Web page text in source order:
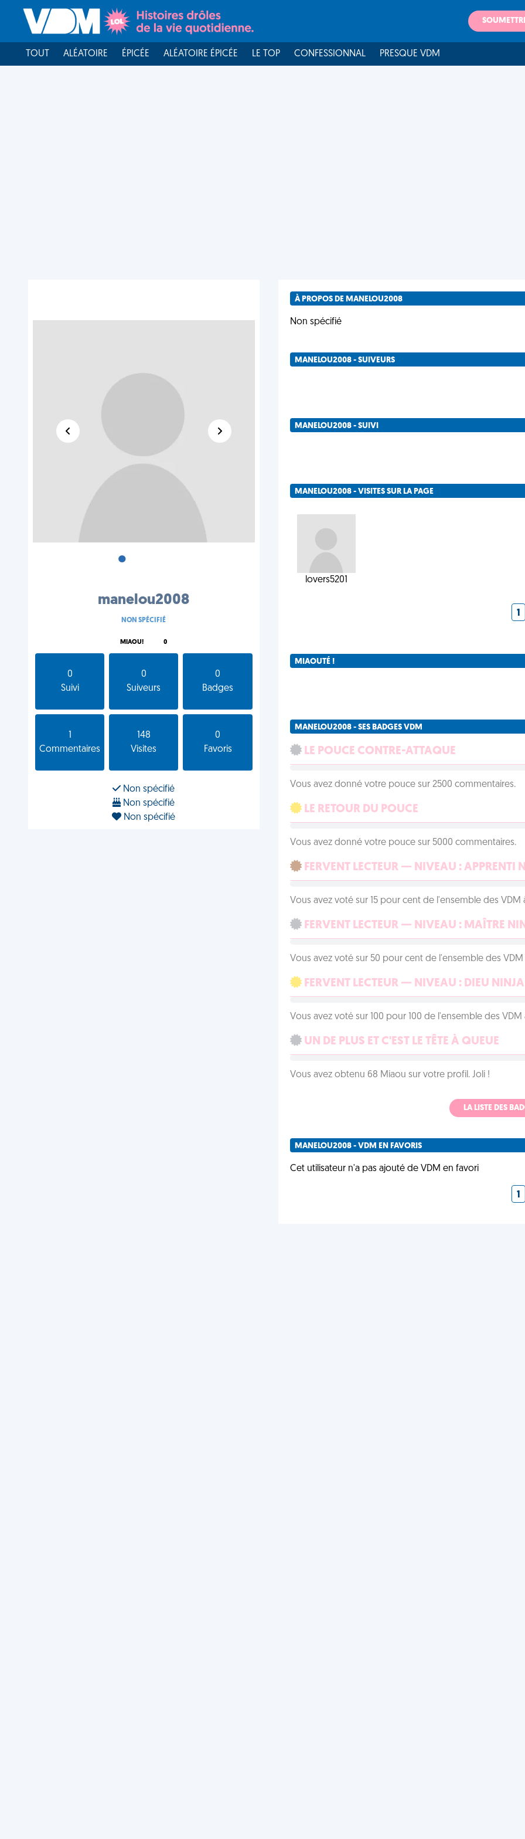
TOUT ALÉATOIRE ÉPICÉE ALÉATOIRE ÉPICÉE LE TOP CONFESSIONNAL PRESQUE VDM
•
manelou2008
NON SPÉCIFIÉ
MIAOU! 0
0
Suivi
0
Suiveurs
0
Badges
Commentaires
148
Visites
0
Favoris
Non spécifié
Non spécifié
Non spécifié
À PROPOS DE MANELOU2008
Non spécifié
MANELOU2008 - SUIVEURS
MANELOU2008 - SUIVI
MANELOU2008 - VISITES SUR LA PAGE
lovers5201
1
MIAOUTÉ !
MANELOU2008 - SES BADGES VDM
LE POUCE CONTRE-ATTAQUE
Vous avez donné votre pouce sur 2500 commentaires.
LE RETOUR DU POUCE
Vous avez donné votre pouce sur 5000 commentaires.
FERVENT LECTEUR — NIVEAU : APPRENTI
Vous avez voté sur 15 pour cent de l'ensemble des VDM
FERVENT LECTEUR — NIVEAU : MAÎTRE
Vous avez voté sur 50 pour cent de l'ensemble des VDM
FERVENT LECTEUR — NIVEAU : DIEU NINJA
Vous avez voté sur 100 pour 100 de l'ensemble des VDM
UN DE PLUS ET C'EST LE TÊTE À QUEUE
Vous avez obtenu 68 Miaou sur votre profil. Joli !
LA LISTE DES
MANELOU2008 - VDM EN FAVORIS
Cet utilisateur n'a pas ajouté de VDM en favori
1